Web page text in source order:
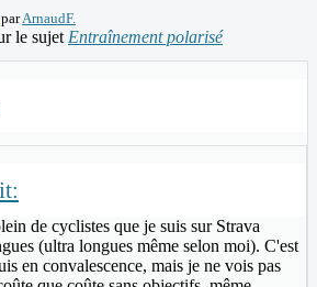
parArnaudF.
le sujet Entraînement polarisé
de cyclistes que je suis sur Strava
(ultra longues même selon moi). C'est
en convalescence, mais je ne vois pas